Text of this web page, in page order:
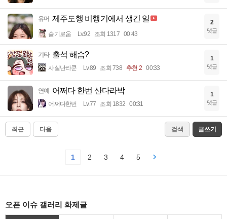
유머 제주도행 비행기에서 생긴 일
슬기로움 Lv.92 조회 1317 00:43
2
댓글
기타 출석 해슴?
사실난라쿤 Lv.89 조회 738 추천 2 00:33
1
댓글
연예 어쩌다 한번 산다라박
어쩌다한번 Lv.77 조회 1832 00:31
1
댓글
최근 다음 검색 글쓰기
1 2 3 4 5
오픈 이슈 갤러리 화제글